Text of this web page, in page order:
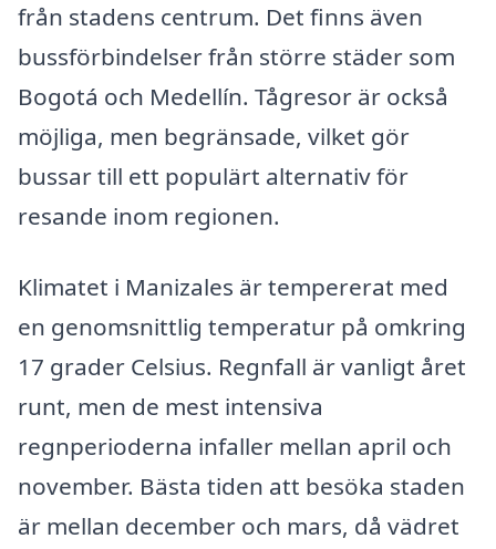
från stadens centrum. Det finns även
bussförbindelser från större städer som
Bogotá och Medellín. Tågresor är också
möjliga, men begränsade, vilket gör
bussar till ett populärt alternativ för
resande inom regionen.
Klimatet i Manizales är tempererat med
en genomsnittlig temperatur på omkring
17 grader Celsius. Regnfall är vanligt året
runt, men de mest intensiva
regnperioderna infaller mellan april och
november. Bästa tiden att besöka staden
är mellan december och mars, då vädret